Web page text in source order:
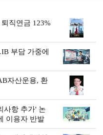
직연금 123%
부담 가중에
자산운용, 환
사항 추가' 논
이용자 반발